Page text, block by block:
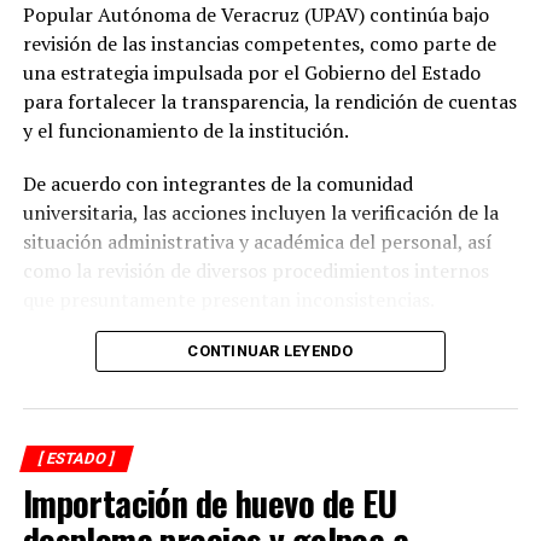
Explicó que, con estos mecanismos tecnológicos, se
busca hacer más eficiente el trabajo del órgano garante
y se adelanta de manera significativa hacía la justicia
administrativa.
plazos para que se resuelvan los recursos de revisión y
en la etapa de cumplimiento, evitando así el famoso
rezago que existe”, concluyó.
Cuitláhuac promete obras para evitar inundaciones
ANTES
Denuncian despidos en hospital
Popular Autónoma de Veracruz (UPAV) continúa bajo
revisión de las instancias competentes, como parte de
una estrategia impulsada por el Gobierno del Estado
para fortalecer la transparencia, la rendición de cuentas
y el funcionamiento de la institución.
De acuerdo con integrantes de la comunidad
universitaria, las acciones incluyen la verificación de la
situación administrativa y académica del personal, así
como la revisión de diversos procedimientos internos
Entre los aspectos que son objeto de análisis se
encuentran posibles casos de docentes con asignaciones
simultáneas en distintos centros de estudio, la
validación de documentación académica de directivos,
adeudos en la entrega de calificaciones, denuncias por
presuntos cobros indebidos relacionados con
certificados y asesorías de titulación, así como la
CONTINUAR LEYENDO
[ ESTADO ]
Importación de huevo de EU